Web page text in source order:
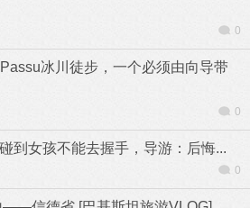
0
冰川徒步，一个必须由向导带
0
到女孩不能去握手，导游：后悔...
0